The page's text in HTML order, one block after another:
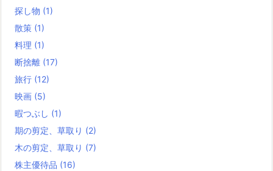
探し物 (1)
散策 (1)
料理 (1)
断捨離 (17)
旅行 (12)
映画 (5)
暇つぶし (1)
期の剪定、草取り (2)
木の剪定、草取り (7)
株主優待品 (16)